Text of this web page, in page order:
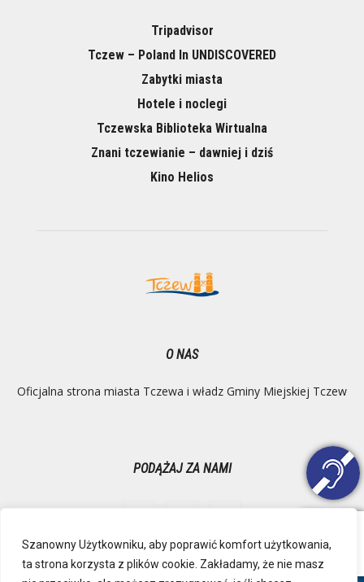
Szanowny Użytkowniku, aby poprawić komfort użytkowania,
ta strona korzysta z plików cookie. Zakładamy, że nie masz
Tripadvisor
Tczew – Poland In UNDISCOVERED
Zabytki miasta
Hotele i noclegi
Tczewska Biblioteka Wirtualna
Znani tczewianie – dawniej i dziś
Kino Helios
O NAS
Oficjalna strona miasta Tczewa i władz Gminy Miejskiej Tczew
PODĄŻAJ ZA NAMI
Ochrona danych osobowych Inspektor Danych Osobowych